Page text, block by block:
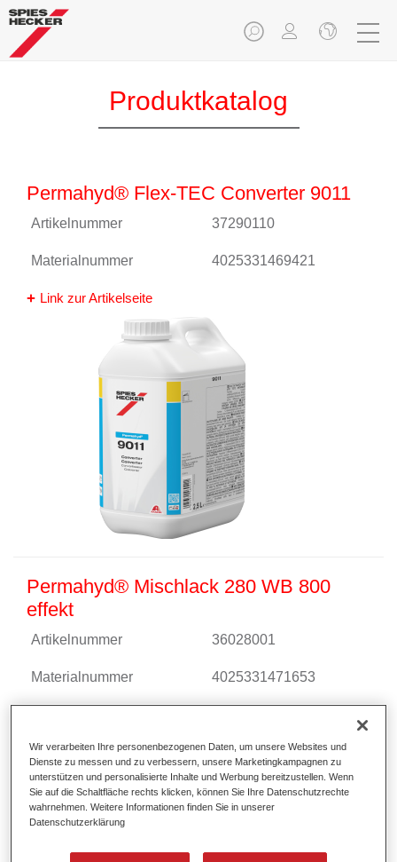
Produktkatalog
Permahyd® Flex-TEC Converter 9011
Artikelnummer 37290110
Materialnummer 4025331469421
Link zur Artikelseite
Permahyd® Mischlack 280 WB 800
effekt
Artikelnummer 36028001
Materialnummer 4025331471653
Wir verarbeiten Ihre personenbezogenen Daten, um unsere Websites und
Dienste zu messen und zu verbessern, unsere Marketingkampagnen zu
unterstützen und personalisierte Inhalte und Werbung bereitzustellen. Wenn
Sie auf die Schaltfläche rechts klicken, können Sie Ihre Datenschutzrechte
wahrnehmen. Weitere Informationen finden Sie in unserer
Datenschutzerklärung